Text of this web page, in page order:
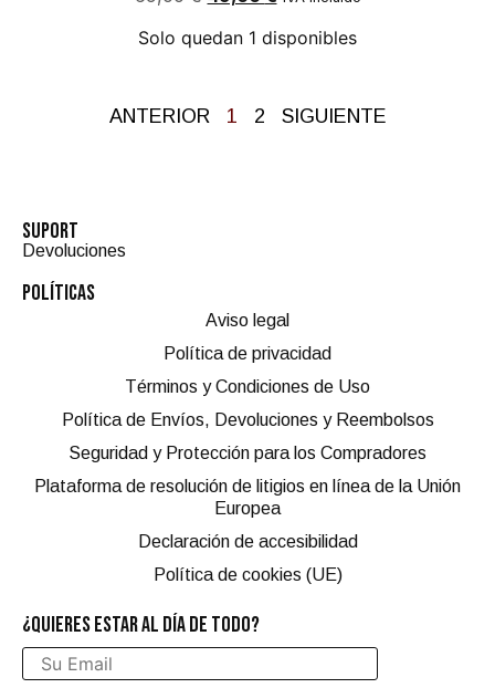
Solo quedan 1 disponibles
ANTERIOR 1 2 SIGUIENTE
¿QUIERES ESTAR AL DÍA DE TODO?
SUPORT
Devoluciones
POLÍTICAS
Aviso legal
Política de privacidad
Términos y Condiciones de Uso
Política de Envíos, Devoluciones y Reembolsos
Seguridad y Protección para los Compradores
Plataforma de resolución de litigios en línea de la Unión
Europea
Declaración de accesibilidad
Política de cookies (UE)